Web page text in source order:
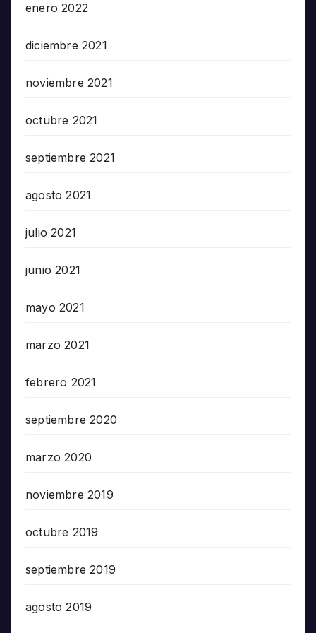
enero 2022
diciembre 2021
noviembre 2021
octubre 2021
septiembre 2021
agosto 2021
julio 2021
junio 2021
mayo 2021
marzo 2021
febrero 2021
septiembre 2020
marzo 2020
noviembre 2019
octubre 2019
septiembre 2019
agosto 2019